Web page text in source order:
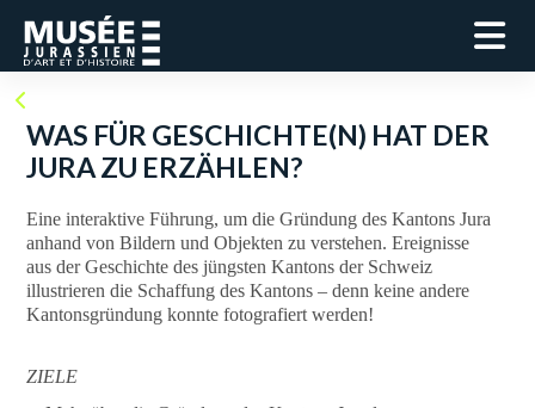
WAS FÜR GESCHICHTE(N) HAT DER
JURA ZU ERZÄHLEN?
Eine interaktive Führung, um die Gründung des Kantons Jura
anhand von Bildern und Objekten zu verstehen. Ereignisse
aus der Geschichte des jüngsten Kantons der Schweiz
illustrieren die Schaffung des Kantons – denn keine andere
Kantonsgründung konnte fotografiert werden!
ZIELE